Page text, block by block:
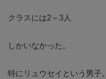
クラスには2～3人
しかいなかった。
特にリュウセイという男子。